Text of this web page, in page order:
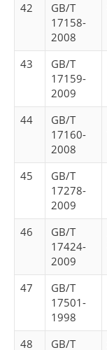
42
GB/T
17158-
2008
43
GB/T
17159-
2009
44
GB/T
17160-
2008
45
GB/T
17278-
2009
46
GB/T
17424-
2009
47
GB/T
17501-
1998
48
GB/T